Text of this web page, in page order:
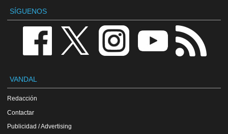
SÍGUENOS
VANDAL
Redacción
Contactar
Publicidad / Advertising